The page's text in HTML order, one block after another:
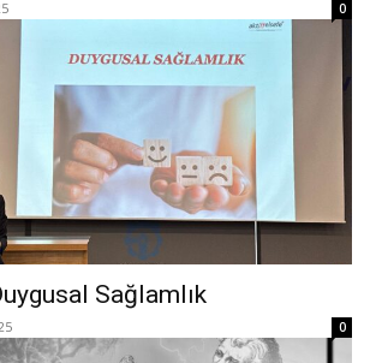
0
Sağlamlık
0